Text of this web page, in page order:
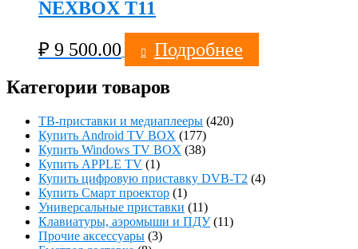
NEXBOX T11
₽ 9 500.00
Подробнее
Категории товаров
ТВ-приставки и медиаплееры (420)
Купить Android TV BOX (177)
Купить Windows TV BOX (38)
Купить APPLE TV (1)
Купить цифровую приставку DVB-T2 (4)
Купить Смарт проектор (1)
Универсальные приставки (11)
Клавиатуры, аэромыши и ПДУ (11)
Прочие аксессуары (3)